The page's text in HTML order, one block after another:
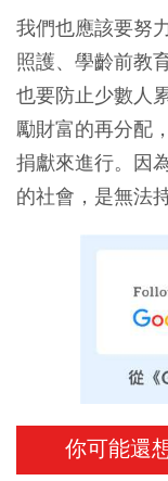
我們也應該要努
照護、學齡前教
也要防止少數人
勵財富的再分配
捐獻來進行。因
的社會，是無法
你可能還